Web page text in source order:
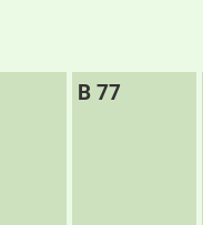
B 77